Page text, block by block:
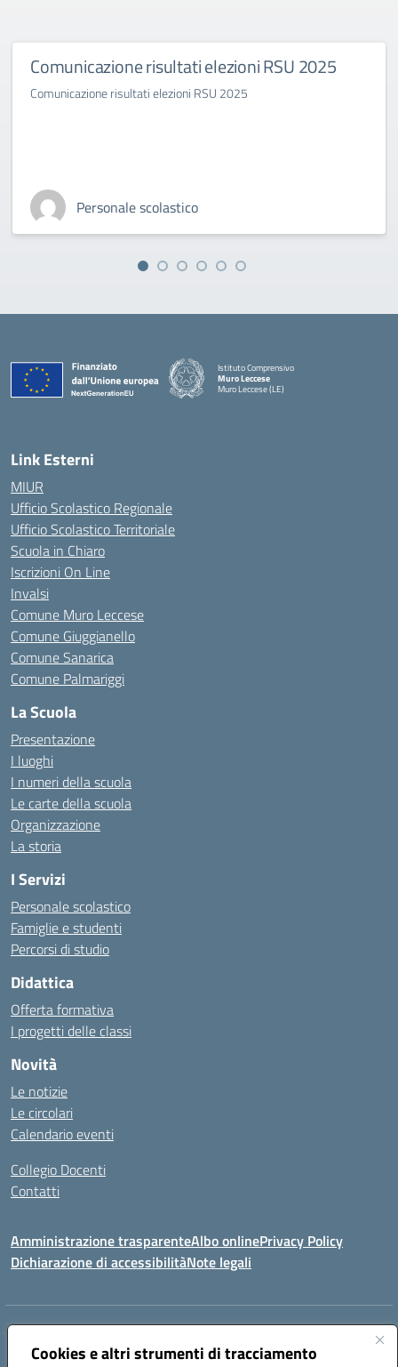
Cookies e altri strumenti di tracciamento
Comunicazione risultati elezioni RSU 2025
Comunicazione risultati elezioni RSU 2025
Personale scolastico
Istituto Comprensivo
Muro Leccese
Muro Leccese (LE)
Link Esterni
MIUR
Ufficio Scolastico Regionale
Ufficio Scolastico Territoriale
Scuola in Chiaro
Iscrizioni On Line
Invalsi
Comune Muro Leccese
Comune Giuggianello
Comune Sanarica
Comune Palmariggi
La Scuola
Presentazione
I luoghi
I numeri della scuola
Le carte della scuola
Organizzazione
La storia
I Servizi
Personale scolastico
Famiglie e studenti
Percorsi di studio
Didattica
Offerta formativa
I progetti delle classi
Novità
Le notizie
Le circolari
Calendario eventi
Collegio Docenti
Contatti
Amministrazione trasparenteAlbo onlinePrivacy Policy
Dichiarazione di accessibilitàNote legali
Indirizzo:
Centralino:+39 0836.341064 Email:leic81300l@istruzione.it